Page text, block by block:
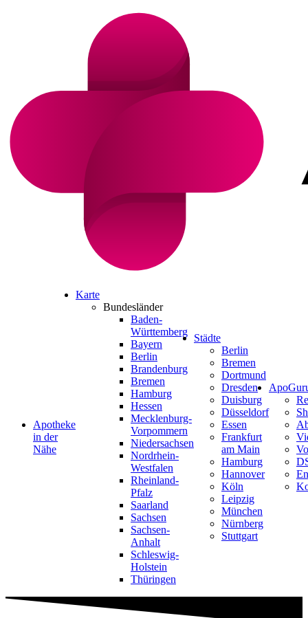
Apotheke
in der
Nähe
Karte
Bundesländer
Baden-
Württemberg
Bayern
Berlin
Brandenburg
Bremen
Hamburg
Hessen
Mecklenburg-
Vorpommern
Niedersachsen
Nordrhein-
Westfalen
Rheinland-
Pfalz
Saarland
Sachsen
Sachsen-
Anhalt
Schleswig-
Holstein
Thüringen
Städte
Berlin
Bremen
Dortmund
Dresden
Duisburg
Düsseldorf
Essen
Frankfurt
am Main
Hamburg
Hannover
Köln
Leipzig
München
Nürnberg
Stuttgart